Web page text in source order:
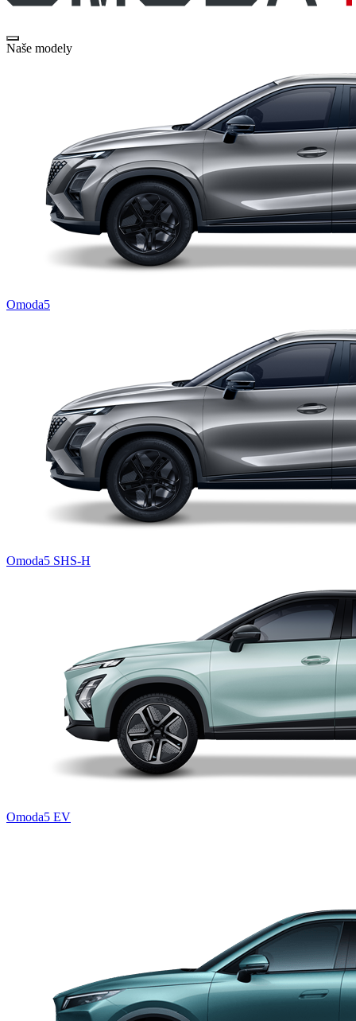
Naše modely
Omoda5
Omoda5 SHS-H
Omoda5 EV